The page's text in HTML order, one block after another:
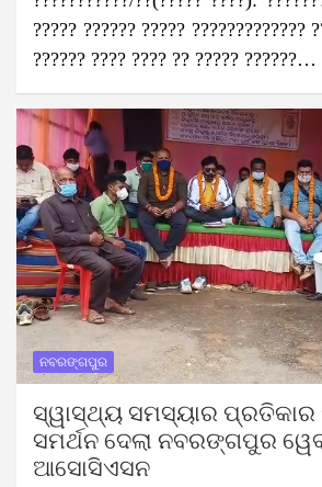
????? ?????? ????? ?????????????
?????? ???? ???? ?? ????? ??????…
ନବରଙ୍ଗପୁର
ସ୍ୱାସ୍ଥ୍ୟ ସମସ୍ୟାର ପ୍ରତିକାର
ସମର୍ଥନ ଦେଲା ନବରଙ୍ଗପୁର
ଆସୋସିଏସନ